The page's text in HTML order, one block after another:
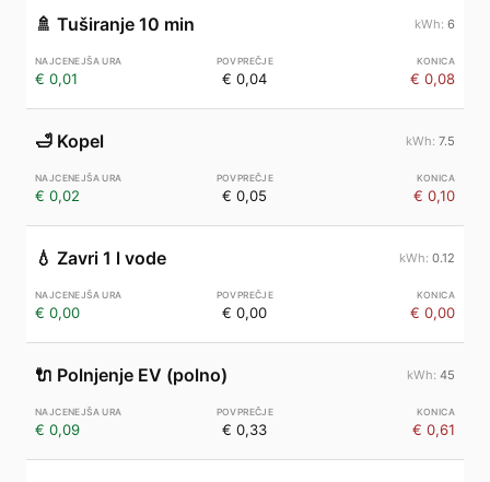
🚿 Tuširanje 10 min 6
€ 0,01 € 0,04 € 0,08
🛁 Kopel 7.5
€ 0,02 € 0,05 € 0,10
💧 Zavri 1 l vode 0.12
€ 0,00 € 0,00 € 0,00
🔌 Polnjenje EV (polno) 45
€ 0,09 € 0,33 € 0,61